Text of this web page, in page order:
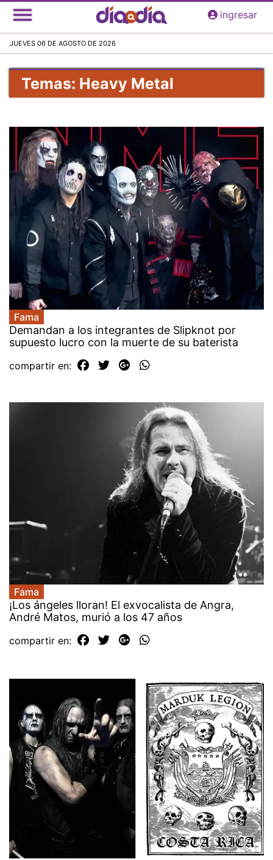
Pasar
al
principal
ingresar
JUEVES 06 DE AGOSTO DE 2026
Temas: Heavy Metal
Fama
Demandan a los integrantes de Slipknot por
supuesto lucro con la muerte de su baterista
compartir en:
Fama
¡Los ángeles lloran! El exvocalista de Angra,
André Matos, murió a los 47 años
compartir en: